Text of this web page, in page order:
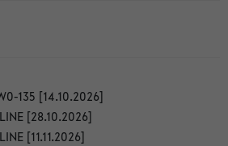
135 [14.10.2026]
[28.10.2026]
[11.11.2026]